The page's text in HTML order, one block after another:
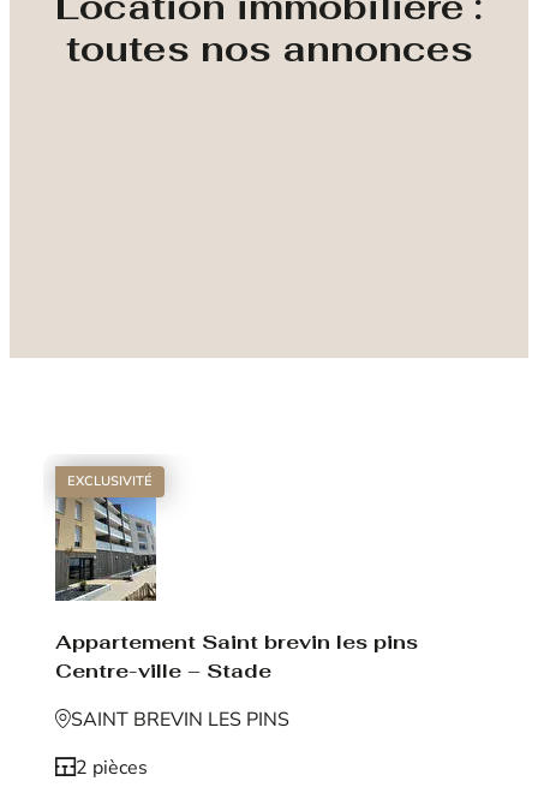
toutes nos annonces
EXCLUSIVITÉ
Appartement Saint brevin les pins
Centre-ville – Stade
SAINT BREVIN LES PINS
2 pièces